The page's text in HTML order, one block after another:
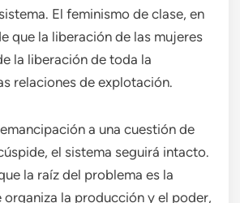
El feminismo de clase, en
que la liberación de las mujeres
la liberación de toda la
relaciones de explotación.
a una cuestión de
el sistema seguirá intacto.
la raíz del problema es la
organiza la producción y el poder,